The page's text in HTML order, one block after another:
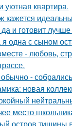
уютная квартира.
и готовит
одна с сыном
- любовь,
-
новая
место